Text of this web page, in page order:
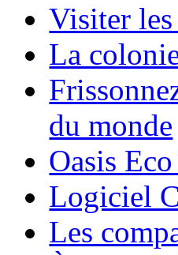
Visiter
La
du monde
Oasis
Logiciel
Les